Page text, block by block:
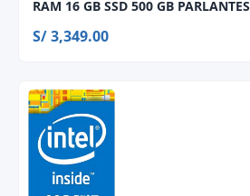
RAM 16 GB SSD 500 GB PARLANTES
S/ 3,349.00